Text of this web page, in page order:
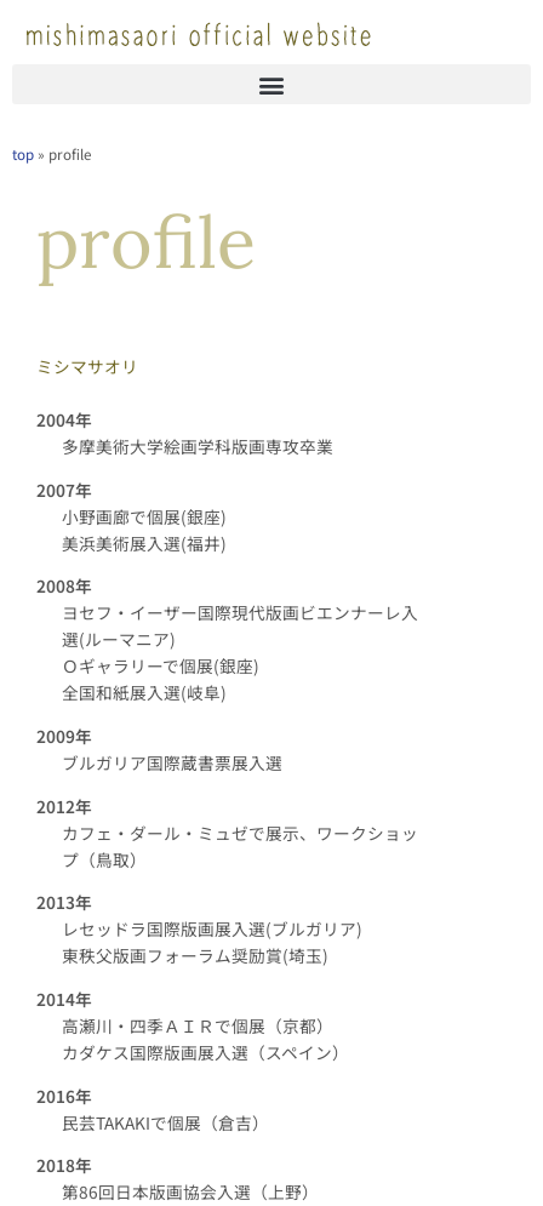
ッtop » profile
profile
ミシマサオリ
2004年
多摩美術大学絵画学科版画専攻卒業
2007年
小野画廊で個展(銀座)
美浜美術展入選(福井)
2008年
ヨセフ・イーザー国際現代版画ビエンナーレ入
選(ルーマニア)
Ｏギャラリーで個展(銀座)
全国和紙展入選(岐阜)
2009年
ブルガリア国際蔵書票展入選
2012年
カフェ・ダール・ミュゼで展示、ワークショッ
プ（鳥取）
2013年
レセッドラ国際版画展入選(ブルガリア)
東秩父版画フォーラム奨励賞(埼玉)
2014年
高瀬川・四季ＡＩＲで個展（京都）
カダケス国際版画展入選（スペイン）
2016年
民芸TAKAKIで個展（倉吉）
2018年
第86回日本版画協会入選（上野）